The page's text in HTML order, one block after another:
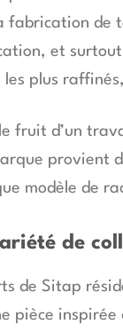
fabrication de
et
plus
fruit d’un
provient
modèle de
de
de Sitap
pièce